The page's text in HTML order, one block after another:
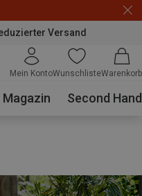
Versand
Mein KontoWunschlisteWarenkorb
Magazin Second Hand